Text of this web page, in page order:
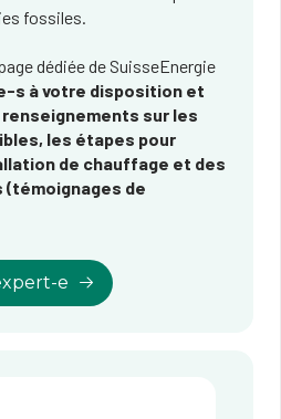
fossiles.
dédiée de SuisseEnergie
s à votre disposition et
sur les
les étapes pour
de chauffage et des
(témoignages de
e